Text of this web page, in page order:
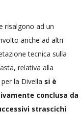
risalgono ad un
anche ad altri
tecnica sulla
relativa alla
la Divella si è
conclusa da
strascichi